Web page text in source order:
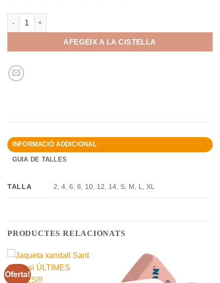
quantitat de NOU Ignasi Iglesias – Jaqueta
AFEGEIX A LA CISTELLA
INFORMACIÓ ADDICIONAL
GUIA DE TALLES
TALLA 2, 4, 6, 8, 10, 12, 14, S, M, L, XL
PRODUCTES RELACIONATS
Oferta!